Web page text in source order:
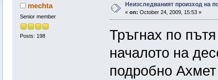
mechta
Senior member
Posts: 198
Неизследваният произход на
« on: October 24, 2009, 15:53 »
Тръгнах по
началото на
подробно